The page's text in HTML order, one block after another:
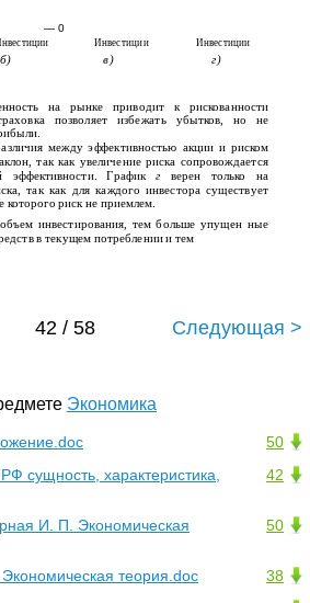
— 0
Инвестиции Инвестиции
б) в) г)
на рынке приводит к рискованности
позволяет избежать убытков, но не
между эффективностью акции и риском
так как увеличение риска сопровождается
эффективности. Графикг верен только на
так как для каждого инвестора существует
которого риск не­ приемлем.
инвестирования, тем больше упущен­ ные
в текущем потреблении и тем
42 / 58 Следующая >
Экономика
50
42
сущность, характеристика,
50
И. П. Экономическая
38
теория.doc